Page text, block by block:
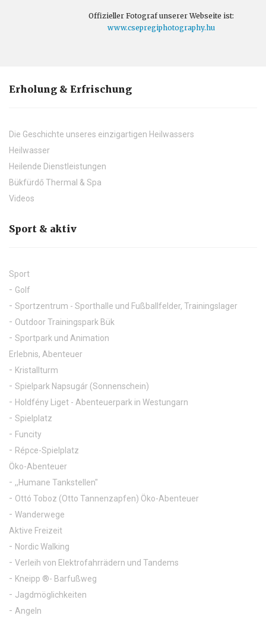
Offizieller Fotograf unserer Webseite ist:
www.csepregiphotography.hu
Erholung & Erfrischung
Die Geschichte unseres einzigartigen Heilwassers
Heilwasser
Heilende Dienstleistungen
Bükfürdő Thermal & Spa
Videos
Sport & aktiv
Sport
Golf
Sportzentrum - Sporthalle und Fußballfelder, Trainingslager
Outdoor Trainingspark Bük
Sportpark und Animation
Erlebnis, Abenteuer
Kristallturm
Spielpark Napsugár (Sonnenschein)
Holdfény Liget - Abenteuerpark in Westungarn
Spielplatz
Funcity
Répce-Spielplatz
Öko-Abenteuer
,,Humane Tankstellen"
Ottó Toboz (Otto Tannenzapfen) Öko-Abenteuer
Wanderwege
Aktive Freizeit
Nordic Walking
Verleih von Elektrofahrrädern und Tandems
Kneipp ®- Barfußweg
Jagdmöglichkeiten
Angeln